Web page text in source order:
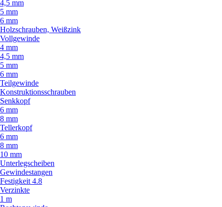
4,5 mm
5 mm
6 mm
Holzschrauben, Weißzink
Vollgewinde
4 mm
4,5 mm
5 mm
6 mm
Teilgewinde
Konstruktionsschrauben
Senkkopf
6 mm
8 mm
Tellerkopf
6 mm
8 mm
10 mm
Unterlegscheiben
Gewindestangen
Festigkeit 4.8
Verzinkte
1 m